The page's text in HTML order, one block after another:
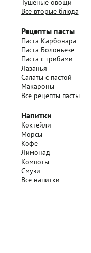
Все вторые блюда
Рецепты пасты
Паста Карбонара
Паста Болоньезе
Паста с грибами
Лазанья
Салаты с пастой
Макароны
Все рецепты пасты
Напитки
Коктейли
Морсы
Кофе
Лимонад
Компоты
Смузи
Все напитки